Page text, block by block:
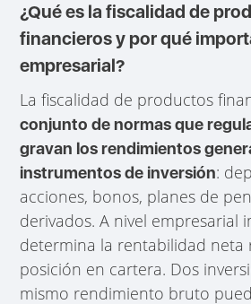
¿Qué es la fiscalidad de
financieros y por qué
empresarial?
La fiscalidad de productos
conjunto de normas que
gravan los rendimientos
instrumentos de inversión:
acciones, bonos, planes de
derivados. A nivel empresarial
determina la rentabilidad neta
posición en cartera. Dos
mismo rendimiento bruto